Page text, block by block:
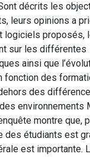
décrits les
leurs opinions a
logiciels proposés,
sur les différentes
ainsi que
fonction des
des
environnements
montre que,
des étudiants est
est importante.